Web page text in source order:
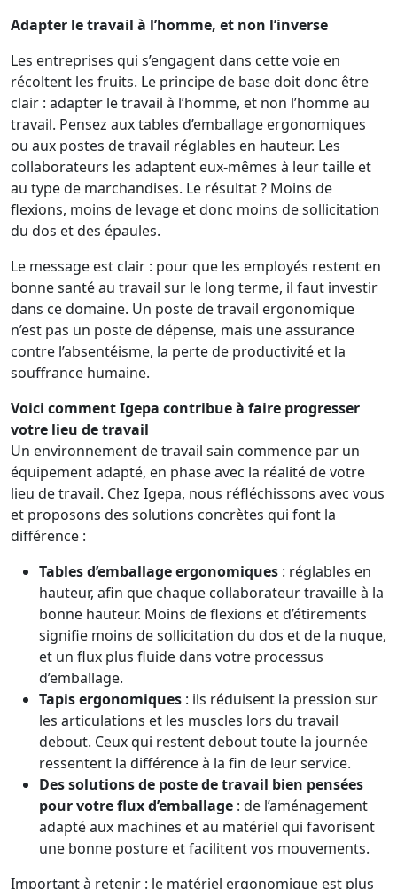
Adapter le travail à l’homme, et non l’inverse
Les entreprises qui s’engagent dans cette voie en
récoltent les fruits. Le principe de base doit donc être
clair : adapter le travail à l’homme, et non l’homme au
travail. Pensez aux tables d’emballage ergonomiques
ou aux postes de travail réglables en hauteur. Les
collaborateurs les adaptent eux-mêmes à leur taille et
au type de marchandises. Le résultat ? Moins de
flexions, moins de levage et donc moins de sollicitation
du dos et des épaules.
Le message est clair : pour que les employés restent en
bonne santé au travail sur le long terme, il faut investir
dans ce domaine. Un poste de travail ergonomique
n’est pas un poste de dépense, mais une assurance
contre l’absentéisme, la perte de productivité et la
souffrance humaine.
Voici comment Igepa contribue à faire progresser
votre lieu de travail
Un environnement de travail sain commence par un
équipement adapté, en phase avec la réalité de votre
lieu de travail. Chez Igepa, nous réfléchissons avec vous
et proposons des solutions concrètes qui font la
différence :
Tables d’emballage ergonomiques : réglables en
hauteur, afin que chaque collaborateur travaille à la
bonne hauteur. Moins de flexions et d’étirements
signifie moins de sollicitation du dos et de la nuque,
et un flux plus fluide dans votre processus
d’emballage.
Tapis ergonomiques : ils réduisent la pression sur
les articulations et les muscles lors du travail
debout. Ceux qui restent debout toute la journée
ressentent la différence à la fin de leur service.
Des solutions de poste de travail bien pensées
pour votre flux d’emballage : de l’aménagement
adapté aux machines et au matériel qui favorisent
une bonne posture et facilitent vos mouvements.
Important à retenir : le matériel ergonomique est plus